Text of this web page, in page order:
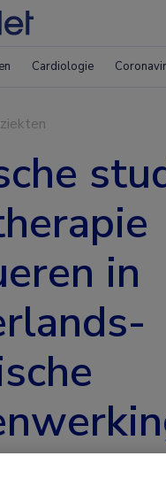
Cardiologie
in